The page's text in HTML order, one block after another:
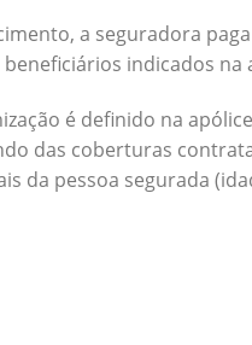
a seguradora
indicados na
é definido na
das coberturas
da pessoa segurada